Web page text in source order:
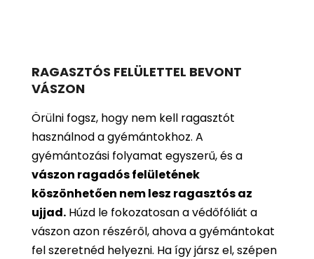
RAGASZTÓS FELÜLETTEL BEVONT
VÁSZON
Örülni fogsz, hogy nem kell ragasztót
használnod a gyémántokhoz. A
gyémántozási folyamat egyszerű, és a
vászon ragadós felületének
köszönhetően nem lesz ragasztós az
ujjad. Húzd le fokozatosan a védőfóliát a
vászon azon részéről, ahova a gyémántokat
fel szeretnéd helyezni. Ha így jársz el, szépen